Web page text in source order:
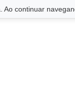
continuar